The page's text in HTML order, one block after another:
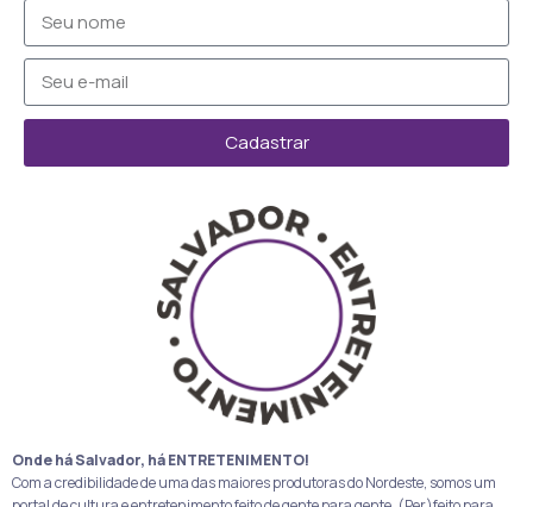
Cadastrar
Onde há Salvador, há ENTRETENIMENTO!
Com a credibilidade de uma das maiores produtoras do Nordeste, somos um